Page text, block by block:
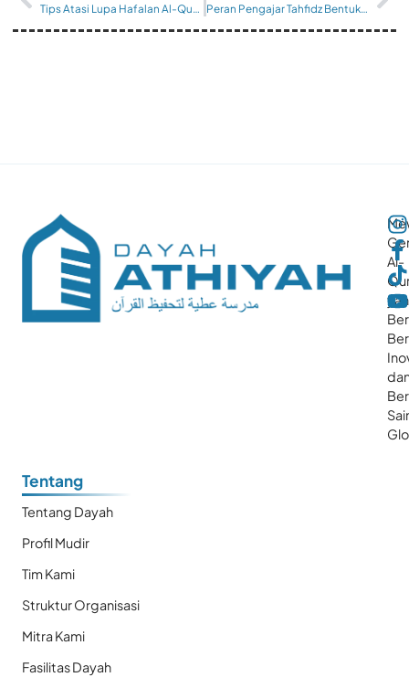
Tips Atasi Lupa Hafalan Al-Qur’an Santri Peran Pengajar Tahfidz Bentuk Karakter Qurani
Al-
Tentang
Tentang Dayah
Profil Mudir
Tim Kami
Struktur Organisasi
Mitra Kami
Fasilitas Dayah